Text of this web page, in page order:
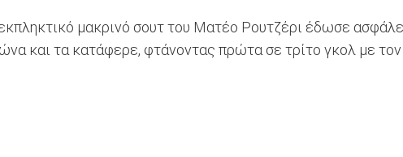
μακρινό σουτ του Ματέο Ρουτζέρι έδωσε
και τα κατάφερε, φτάνοντας πρώτα σε τρίτο γκολ με